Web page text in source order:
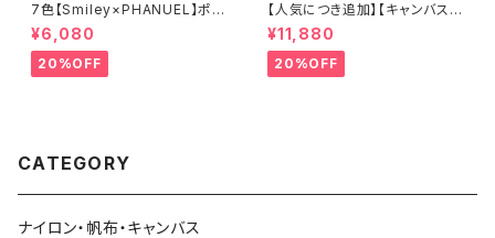
7色【Smiley×PHANUEL】ポー
チ付き、ボストンハンドバッグ シ
ョルダーバッグ 2WAY A8937-
3
¥6,080
20%OFF
【人気につき追加】【キャンバス×
牛革】A4 2way 肩がけ ショル
ダー 縦長トートバッグ レディー
ス 888389
¥11,880
20%OFF
CATEGORY
ナイロン・帆布・キャンバス